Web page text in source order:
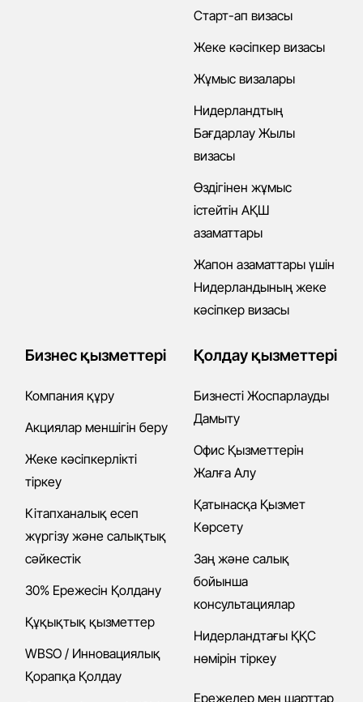
Старт-ап визасы
Жеке кәсіпкер визасы
Жұмыс визалары
Нидерландтың
Бағдарлау Жылы
визасы
Өздігінен жұмыс
істейтін АҚШ
азаматтары
Жапон азаматтары үшін
Нидерландының жеке
кәсіпкер визасы
Бизнес қызметтері
Компания құру
Акциялар меншігін беру
Жеке кәсіпкерлікті
тіркеу
Кітапханалық есеп
жүргізу және салықтық
сәйкестік
30% Ережесін Қолдану
Құқықтық қызметтер
WBSO / Инновациялық
Қорапқа Қолдау
Қолдау қызметтері
Бизнесті Жоспарлауды
Дамыту
Офис Қызметтерін
Жалға Алу
Қатынасқа Қызмет
Көрсету
Заң және салық
бойынша
консультациялар
Нидерландтағы ҚҚС
нөмірін тіркеу
Ережелер мен шарттар